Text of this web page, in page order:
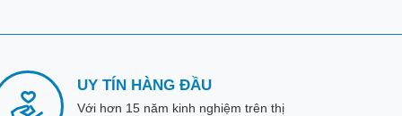
UY TÍN HÀNG ĐẦU
Với hơn 15 năm kinh nghiệm trên thị